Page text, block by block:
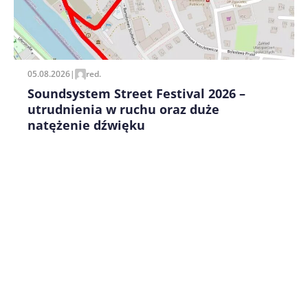
Zapamiętaj moje dane w tej przeglądarce podczas
pisania kolejnych komentarzy.
05.08.2026| red.
Soundsystem Street Festival 2026 –
utrudnienia w ruchu oraz duże
natężenie dźwięku